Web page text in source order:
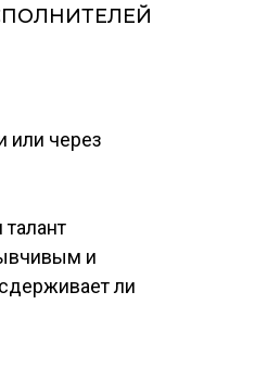
или через
и
ли